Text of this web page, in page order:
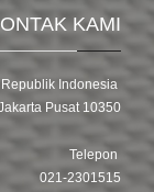
KAMI
Indonesia
Pusat 10350
Telepon
021-2301515